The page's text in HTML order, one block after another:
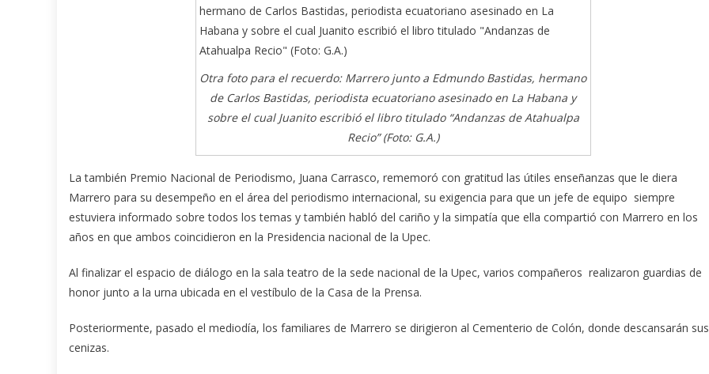
Otra foto para el recuerdo: Marrero junto a Edmundo Bastidas, hermano
de Carlos Bastidas, periodista ecuatoriano asesinado en La Habana y
sobre el cual Juanito escribió el libro titulado “Andanzas de Atahualpa
Recio” (Foto: G.A.)
La también Premio Nacional de Periodismo, Juana Carrasco, rememoró con gratitud las útiles enseñanzas que le diera
Marrero para su desempeño en el área del periodismo internacional, su exigencia para que un jefe de equipo siempre
estuviera informado sobre todos los temas y también habló del cariño y la simpatía que ella compartió con Marrero en los
años en que ambos coincidieron en la Presidencia nacional de la Upec.
Al finalizar el espacio de diálogo en la sala teatro de la sede nacional de la Upec, varios compañeros realizaron guardias de
honor junto a la urna ubicada en el vestíbulo de la Casa de la Prensa.
Posteriormente, pasado el mediodía, los familiares de Marrero se dirigieron al Cementerio de Colón, donde descansarán sus
cenizas.